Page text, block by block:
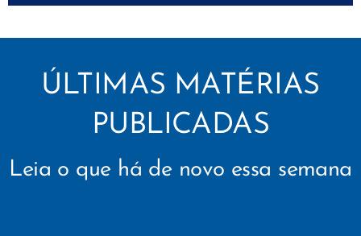
ÚLTIMAS MATÉRIAS
PUBLICADAS
Leia o que há de novo essa semana